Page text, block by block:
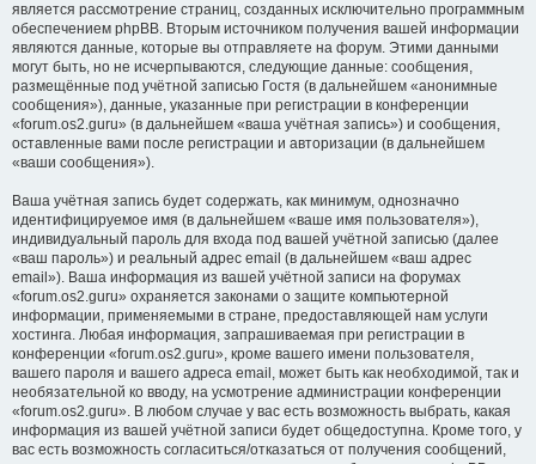
является рассмотрение страниц, созданных исключительно программным
обеспечением phpBB. Вторым источником получения вашей информации
являются данные, которые вы отправляете на форум. Этими данными
могут быть, но не исчерпываются, следующие данные: сообщения,
размещённые под учётной записью Гостя (в дальнейшем «анонимные
сообщения»), данные, указанные при регистрации в конференции
«forum.os2.guru» (в дальнейшем «ваша учётная запись») и сообщения,
оставленные вами после регистрации и авторизации (в дальнейшем
«ваши сообщения»).
Ваша учётная запись будет содержать, как минимум, однозначно
идентифицируемое имя (в дальнейшем «ваше имя пользователя»),
индивидуальный пароль для входа под вашей учётной записью (далее
«ваш пароль») и реальный адрес email (в дальнейшем «ваш адрес
email»). Ваша информация из вашей учётной записи на форумах
«forum.os2.guru» охраняется законами о защите компьютерной
информации, применяемыми в стране, предоставляющей нам услуги
хостинга. Любая информация, запрашиваемая при регистрации в
конференции «forum.os2.guru», кроме вашего имени пользователя,
вашего пароля и вашего адреса email, может быть как необходимой, так и
необязательной ко вводу, на усмотрение администрации конференции
«forum.os2.guru». В любом случае у вас есть возможность выбрать, какая
информация из вашей учётной записи будет общедоступна. Кроме того, у
вас есть возможность согласиться/отказаться от получения сообщений,